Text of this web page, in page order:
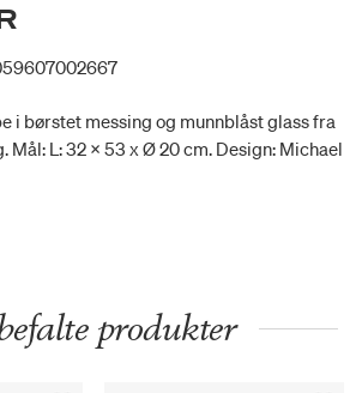
i børstet messing og munnblåst glass fra
Mål: L: 32 x 53 x Ø 20 cm. Design: Michael
produkter